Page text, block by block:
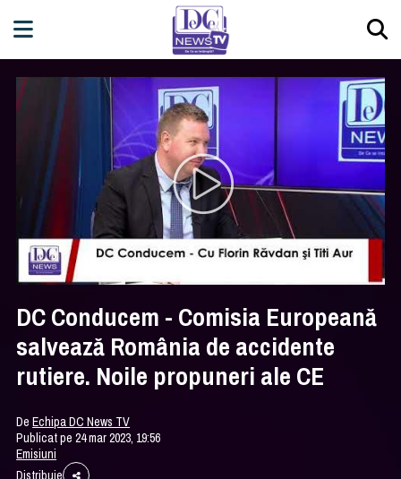
DC Conducem - Comisia Europeană
salvează România de accidente
rutiere. Noile propuneri ale CE
DeEchipa DC News TV
Publicat pe 24 mar 2023, 19:56
Emisiuni
Distribuie